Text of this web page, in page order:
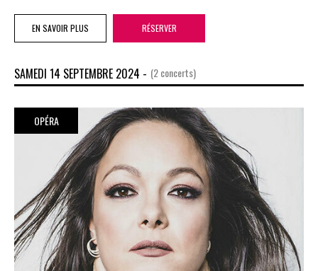
EN SAVOIR PLUS RÉSERVER
SAMEDI 14 SEPTEMBRE 2024 - (2 concerts)
OPÉRA